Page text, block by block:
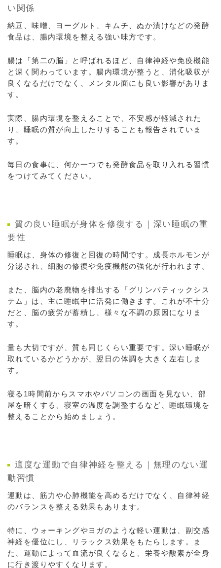
い関係
納豆、味噌、ヨーグルト、キムチ、ぬか漬けなどの発酵
食品は、腸内環境を整える強い味方です。
腸は「第二の脳」と呼ばれるほど、自律神経や免疫機能
と深く関わっています。腸内環境が整うと、消化吸収が
良くなるだけでなく、メンタル面にも良い影響がありま
す。
実際、腸内環境を整えることで、不安感が軽減された
り、睡眠の質が向上したりすることも報告されていま
す。
毎日の食事に、何か一つでも発酵食品を取り入れる習慣
をつけてみてください。
質の良い睡眠が身体を修復する｜深い睡眠の重
要性
睡眠は、身体の修復と回復の時間です。成長ホルモンが
分泌され、細胞の修復や免疫機能の強化が行われます。
また、脳内の老廃物を排出する「グリンパティックシス
テム」は、主に睡眠中に活発に働きます。これが不十分
だと、脳の疲労が蓄積し、様々な不調の原因になりま
す。
量も大切ですが、質も同じくらい重要です。深い睡眠が
取れているかどうかが、翌日の体調を大きく左右しま
す。
寝る1時間前からスマホやパソコンの画面を見ない、部
屋を暗くする、寝室の温度を調整するなど、睡眠環境を
整えることから始めましょう。
適度な運動で自律神経を整える｜無理のない運
動習慣
運動は、筋力や心肺機能を高めるだけでなく、自律神経
のバランスを整える効果もあります。
特に、ウォーキングやヨガのような軽い運動は、副交感
神経を優位にし、リラックス効果をもたらします。ま
た、運動によって血流が良くなると、栄養や酸素が全身
に行き渡りやすくなります。